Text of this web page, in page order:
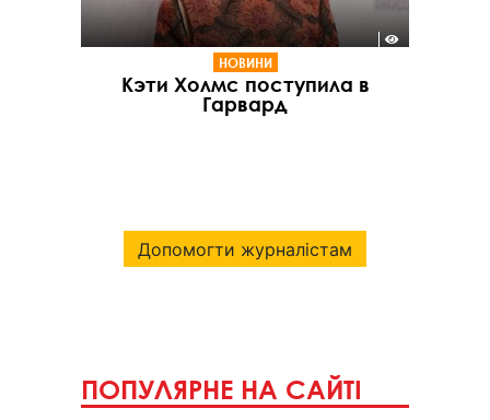
НОВИНИ
Кэти Холмс поступила в
Гарвард
Допомогти журналістам
ПОПУЛЯРНЕ НА САЙТІ